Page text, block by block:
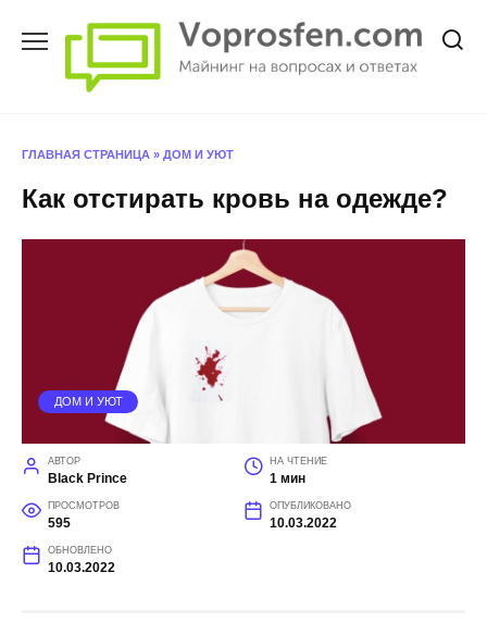
ГЛАВНАЯ СТРАНИЦА » ДОМ И УЮТ
Как отстирать кровь на одежде?
ДОМ И УЮТ
АВТОР
Black Prince
НА ЧТЕНИЕ
1 мин
ПРОСМОТРОВ
595
ОПУБЛИКОВАНО
10.03.2022
ОБНОВЛЕНО
10.03.2022